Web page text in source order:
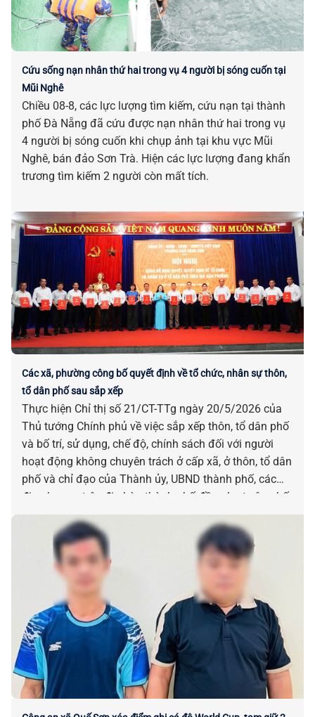
Cứu sống nạn nhân thứ hai trong vụ 4 người bị sóng cuốn tại
Mũi Nghê
Chiều 08-8, các lực lượng tìm kiếm, cứu nạn tại thành
phố Đà Nẵng đã cứu được nạn nhân thứ hai trong vụ
4 người bị sóng cuốn khi chụp ảnh tại khu vực Mũi
Nghê, bán đảo Sơn Trà. Hiện các lực lượng đang khẩn
trương tìm kiếm 2 người còn mất tích.
Các xã, phường công bố quyết định về tổ chức, nhân sự thôn,
tổ dân phố sau sắp xếp
Thực hiện Chỉ thị số 21/CT-TTg ngày 20/5/2026 của
Thủ tướng Chính phủ về việc sắp xếp thôn, tổ dân phố
và bố trí, sử dụng, chế độ, chính sách đối với người
hoạt động không chuyên trách ở cấp xã, ở thôn, tổ dân
phố và chỉ đạo của Thành ủy, UBND thành phố, các
địa phương trên địa bàn thành phố đồng loạt công bố
quyết định về tổ chức, nhân sự thôn, tổ dân phố sau
sắp xếp.